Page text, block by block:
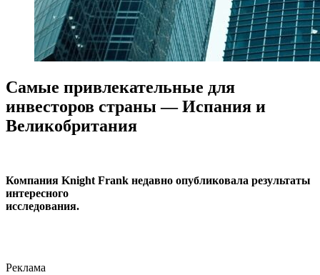
Самые привлекательные для
инвесторов страны — Испания и
Великобритания
Компания Knight Frank недавно опубликовала результаты
интересного
исследования.
Реклама